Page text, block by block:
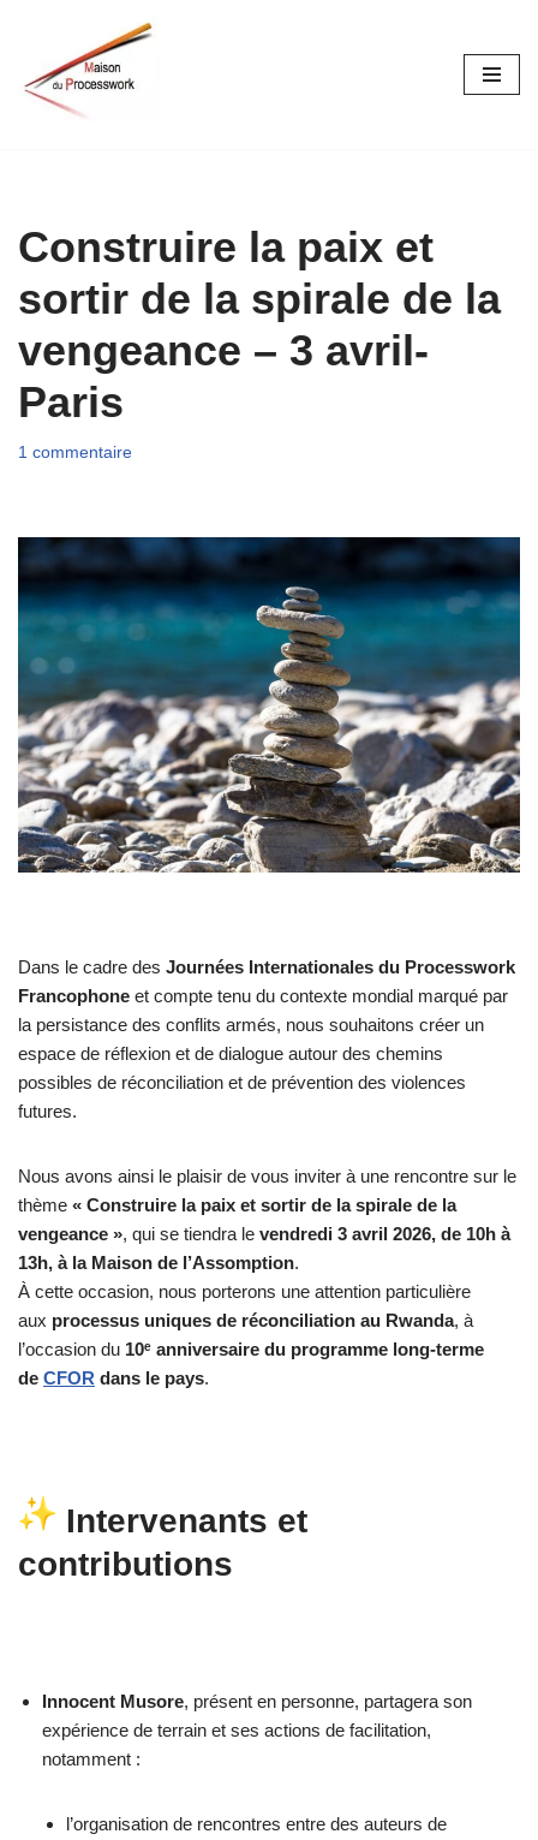
au
contenu
Construire la paix et
sortir de la spirale de la
vengeance – 3 avril-
Paris
1 commentaire
Dans le cadre des Journées Internationales du Processwork
Francophone et compte tenu du contexte mondial marqué par
la persistance des conflits armés, nous souhaitons créer un
espace de réflexion et de dialogue autour des chemins
possibles de réconciliation et de prévention des violences
futures.
Nous avons ainsi le plaisir de vous inviter à une rencontre sur le
thème « Construire la paix et sortir de la spirale de la
vengeance », qui se tiendra le vendredi 3 avril 2026, de 10h à
13h, à la Maison de l’Assomption.
À cette occasion, nous porterons une attention particulière
aux processus uniques de réconciliation au Rwanda, à
l’occasion du 10ᵉ anniversaire du programme long-terme
de CFOR dans le pays.
Intervenants et
contributions
Innocent Musore, présent en personne, partagera son
expérience de terrain et ses actions de facilitation,
notamment :
l’organisation de rencontres entre des auteurs de